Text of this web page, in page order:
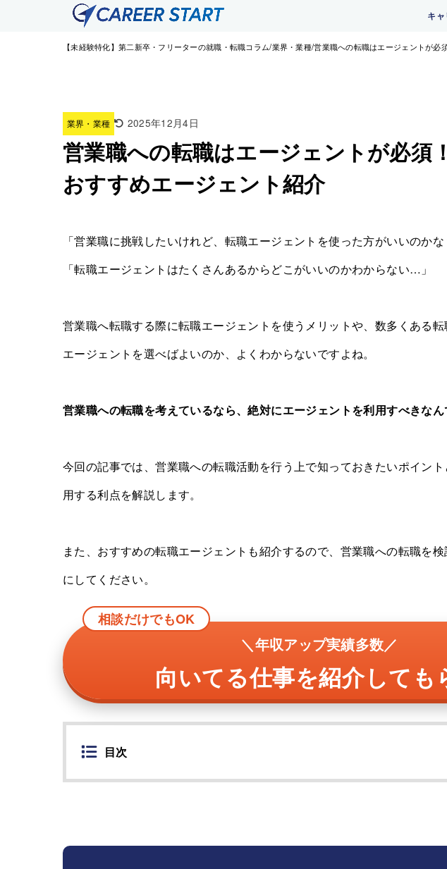
キ
【未経験特化】第二新卒・フリーターの就職・転職コラム 業界・業種 営業職への転職はエージェントが必
業界・業種 2025年12月4日
営業職への転職はエージェントが必須
おすすめエージェント紹介
「営業職に挑戦したいけれど、転職エージェントを使った方がいいのかな
「転職エージェントはたくさんあるからどこがいいのかわからない…」
営業職へ転職する際に転職エージェントを使うメリットや、数多くある
エージェントを選べばよいのか、よくわからないですよね。
営業職への転職を考えているなら、絶対にエージェントを利用すべきなん
今回の記事では、営業職への転職活動を行う上で知っておきたいポイン
用する利点を解説します。
また、おすすめの転職エージェントも紹介するので、営業職への転職を
にしてください。
相談だけでもOK
＼年収アップ実績多数／
向いてる仕事を紹介しても
目次